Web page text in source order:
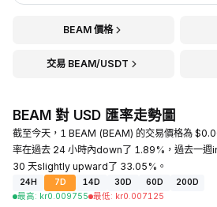
BEAM 價格
交易 BEAM/USDT
BEAM 對 USD 匯率走勢圖
截至今天，1 BEAM (BEAM) 的交易價格為
率在過去 24 小時內down了 1.89%，過去一
30 天slightly upward了 33.05%。
24H 7D 14D 30D 60D
200D
最高: kr0.009755 最低: kr0.007125